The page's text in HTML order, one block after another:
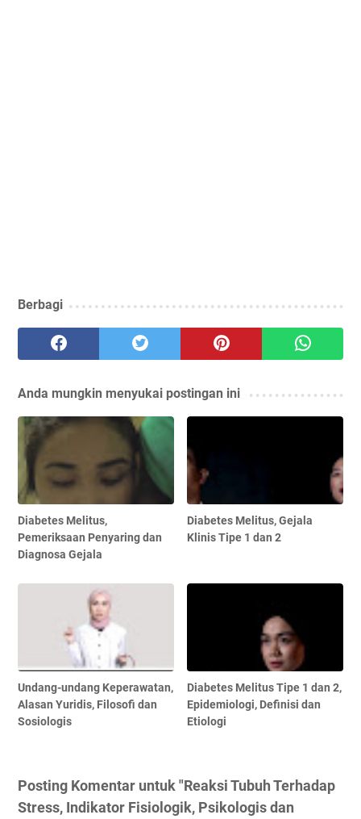
Berbagi
Anda mungkin menyukai postingan ini
Diabetes Melitus,
Pemeriksaan Penyaring dan
Diagnosa Gejala
Diabetes Melitus, Gejala
Klinis Tipe 1 dan 2
Undang-undang Keperawatan,
Alasan Yuridis, Filosofi dan
Sosiologis
Diabetes Melitus Tipe 1 dan 2,
Epidemiologi, Definisi dan
Etiologi
Posting Komentar untuk "Reaksi Tubuh Terhadap
Stress, Indikator Fisiologik, Psikologis dan